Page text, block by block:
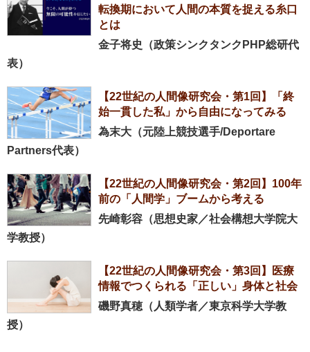
転換期において人間の本質を捉える糸口
とは
金子将史（政策シンクタンクPHP総研代
表）
【22世紀の人間像研究会・第1回】「終
始一貫した私」から自由になってみる
為末大（元陸上競技選手/Deportare
Partners代表）
【22世紀の人間像研究会・第2回】100年
前の「人間学」ブームから考える
先崎彰容（思想史家／社会構想大学院大
学教授）
【22世紀の人間像研究会・第3回】医療
情報でつくられる「正しい」身体と社会
磯野真穂（人類学者／東京科学大学教
授）